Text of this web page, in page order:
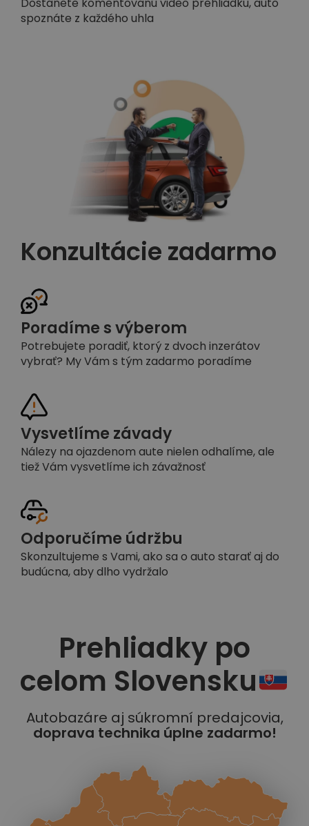
Dostanete komentovanú video prehliadku, auto
spoznáte z každého uhla
Konzultácie zadarmo
Poradíme s výberom
Potrebujete poradiť, ktorý z dvoch inzerátov
vybrať? My Vám s tým zadarmo poradíme
Vysvetlíme závady
Nálezy na ojazdenom aute nielen odhalíme, ale
tiež Vám vysvetlíme ich závažnosť
Odporučíme údržbu
Skonzultujeme s Vami, ako sa o auto starať aj do
budúcna, aby dlho vydržalo
Prehliadky po
celom Slovensku
Autobazáre aj súkromní predajcovia,
doprava technika úplne zadarmo!